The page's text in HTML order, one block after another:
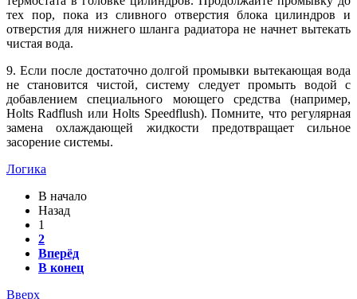
тех пор, пока из сливного отверстия блока цилиндров и
отверстия для нижнего шланга радиатора не начнет вытекать
чистая вода.
9. Если после достаточно долгой промывки вытекающая вода
не становится чистой, систему следует промыть водой с
добавлением специального моющего средства (например,
Holts Radflush или Holts Speedflush). Помните, что регулярная
замена охлаждающей жидкости предотвращает сильное
засорение системы.
Логика
В начало
Назад
1
2
Вперёд
В конец
Вверх